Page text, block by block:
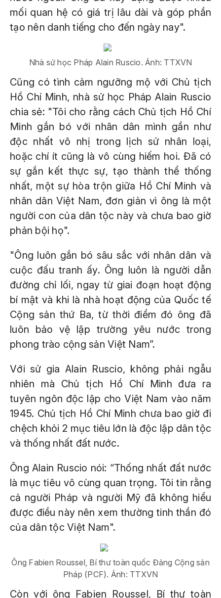
mối quan hệ có giá trị lâu dài và góp phần
tạo nên danh tiếng cho đến ngày nay".
Nhà sử học Pháp Alain Ruscio. Ảnh: TTXVN
Cũng có tình cảm ngưỡng mộ với Chủ tịch
Hồ Chí Minh, nhà sử học Pháp Alain Ruscio
chia sẻ: "Tôi cho rằng cách Chủ tịch Hồ Chí
Minh gắn bó với nhân dân mình gần như
độc nhất vô nhị trong lịch sử nhân loại,
hoặc chí ít cũng là vô cùng hiếm hoi. Đã có
sự gắn kết thực sự, tạo thành thể thống
nhất, một sự hòa trộn giữa Hồ Chí Minh và
nhân dân Việt Nam, đơn giản vì ông là một
người con của dân tộc này và chưa bao giờ
phản bội họ".
"Ông luôn gắn bó sâu sắc với nhân dân và
cuộc đấu tranh ấy. Ông luôn là người dẫn
đường chỉ lối, ngay từ giai đoạn hoạt động
bí mật và khi là nhà hoạt động của Quốc tế
Cộng sản thứ Ba, từ thời điểm đó ông đã
luôn bảo vệ lập trường yêu nước trong
phong trào cộng sản Việt Nam”.
Với sử gia Alain Ruscio, không phải ngẫu
nhiên mà Chủ tịch Hồ Chí Minh đưa ra
tuyên ngôn độc lập cho Việt Nam vào năm
1945. Chủ tịch Hồ Chí Minh chưa bao giờ đi
chệch khỏi 2 mục tiêu lớn là độc lập dân tộc
và thống nhất đất nước.
Ông Alain Ruscio nói: “Thống nhất đất nước
là mục tiêu vô cùng quan trọng. Tôi tin rằng
cả người Pháp và người Mỹ đã không hiểu
được điều này nên xem thường tinh thần đó
của dân tộc Việt Nam".
Ông Fabien Roussel, Bí thư toàn quốc Đảng Cộng sản
Pháp (PCF). Ảnh: TTXVN
Còn với ông Fabien Roussel, Bí thư toàn